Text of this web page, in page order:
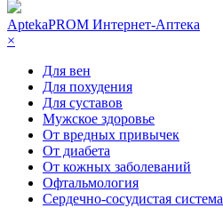
AptekaPROM Интернет-Аптека
×
Для вен
Для похудения
Для суставов
Мужское здоровье
От вредных привычек
От диабета
От кожных заболеваний
Офтальмология
Сердечно-сосудистая система